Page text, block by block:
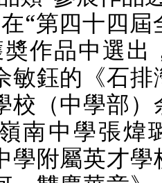
“第四十四屆
作品中選出
敏鈺的《石排
校（中學部）
南中學張煒
學附屬英才學